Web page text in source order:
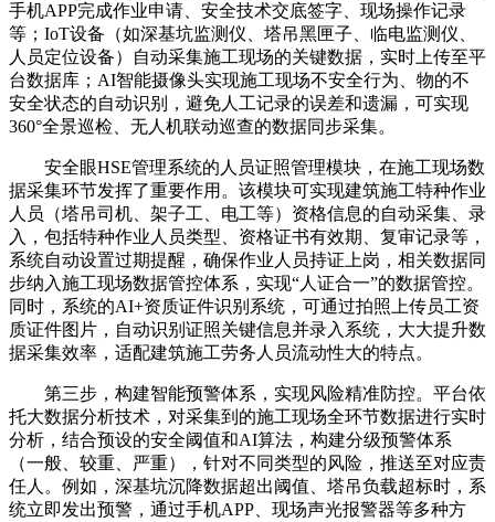
手机APP完成作业申请、安全技术交底签字、现场操作记录
等；IoT设备（如深基坑监测仪、塔吊黑匣子、临电监测仪、
人员定位设备）自动采集施工现场的关键数据，实时上传至平
台数据库；AI智能摄像头实现施工现场不安全行为、物的不
安全状态的自动识别，避免人工记录的误差和遗漏，可实现
360°全景巡检、无人机联动巡查的数据同步采集。
安全眼HSE管理系统的人员证照管理模块，在施工现场数
据采集环节发挥了重要作用。该模块可实现建筑施工特种作业
人员（塔吊司机、架子工、电工等）资格信息的自动采集、录
入，包括特种作业人员类型、资格证书有效期、复审记录等，
系统自动设置过期提醒，确保作业人员持证上岗，相关数据同
步纳入施工现场数据管控体系，实现“人证合一”的数据管控。
同时，系统的AI+资质证件识别系统，可通过拍照上传员工资
质证件图片，自动识别证照关键信息并录入系统，大大提升数
据采集效率，适配建筑施工劳务人员流动性大的特点。
第三步，构建智能预警体系，实现风险精准防控。平台依
托大数据分析技术，对采集到的施工现场全环节数据进行实时
分析，结合预设的安全阈值和AI算法，构建分级预警体系
（一般、较重、严重），针对不同类型的风险，推送至对应责
任人。例如，深基坑沉降数据超出阈值、塔吊负载超标时，系
统立即发出预警，通过手机APP、现场声光报警器等多种方